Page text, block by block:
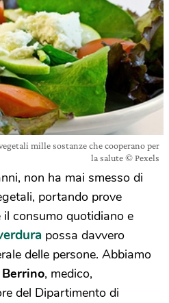
mille sostanze che cooperano per
la salute © Pexels
non ha mai smesso di
portando prove
consumo quotidiano e
possa davvero
delle persone. Abbiamo
, medico,
del Dipartimento di